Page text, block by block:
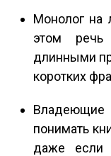
Монолог на
этом речь
длинными
коротких
понимать
даже если